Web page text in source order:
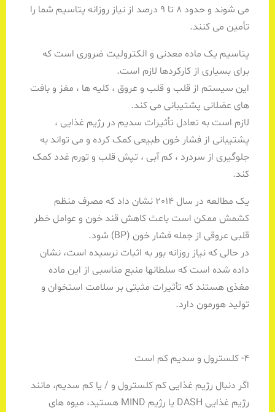
می شوند و حدود 8 تا 9 درصد از نیاز روزانه پتاسیم شما را
تأمین می کنند.
پتاسیم یک ماده معدنی و الکترولیت ضروری است که
برای بسیاری از کارکردها لازم است.
این سیستم از قلب و قلب و عروق ، کلیه ها ، مغز و بافت
های عضلانی پشتیبانی می کند.
لازم است به تعادل تأثیرات سدیم در رژیم غذایی ،
پشتیبانی از فشار خون طبیعی کمک کرده و می تواند به
جلوگیری از سردرد ، کم آبی ، تپش قلب و تورم غدد کمک
کند.
یک مطالعه در سال 2014 نشان داد که مصرف منظم
کشمش ممکن است باعث کاهش قند خون و عوامل خطر
قلبی عروقی از جمله فشار خون (BP) شود.
در حالی که نیاز روزانه بور به اثبات نرسیده است، نشان
داده شده است که سلطانها منبع مناسبی از این ماده
مغذی هستند که تأثیرات مثبتی بر سلامت استخوان و
تولید هورمون دارد.
4- کلسترول و سدیم کم است
اگر دنبال رژیم غذایی کم کلسترول و / یا کم سدیم، مانند
رژیم غذایی DASH یا رژیم MIND هستید، میوه های